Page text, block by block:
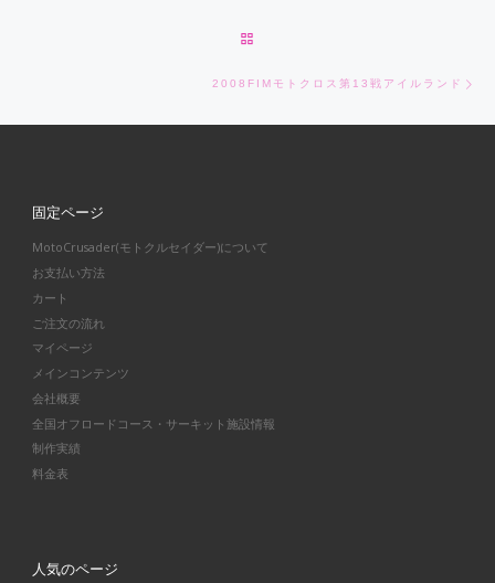
2008FIMモトクロス第13戦アイルランド
固定ページ
MotoCrusader(モトクルセイダー)について
お支払い方法
カート
ご注文の流れ
マイページ
メインコンテンツ
会社概要
全国オフロードコース・サーキット施設情報
制作実績
料金表
人気のページ